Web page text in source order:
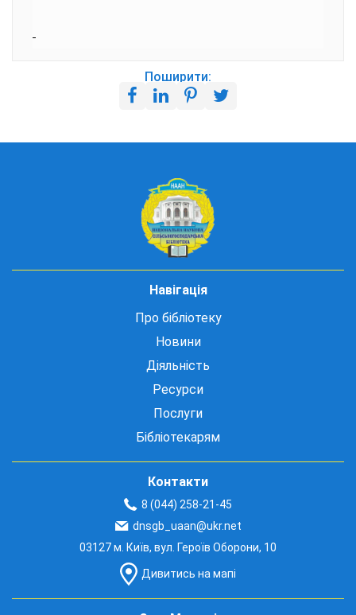
Поширити:
Навігація
Про бібліотеку
Новини
Діяльність
Ресурси
Послуги
Бібліотекарям
Контакти
8 (044) 258-21-45
dnsgb_uaan@ukr.net
03127 м. Київ, вул. Героїв Оборони, 10
Дивитись на мапі